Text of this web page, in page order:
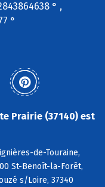
° ,
°
Prairie (37140) est
de-Touraine,
St-Benoît-la-Forêt,
s/Loire, 37340